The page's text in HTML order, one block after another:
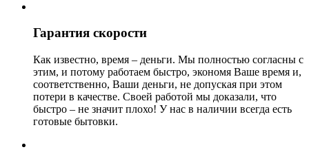
Гарантия скорости
Как известно, время – деньги. Мы полностью согласны с
этим, и потому работаем быстро, экономя Ваше время и,
соответственно, Ваши деньги, не допуская при этом
потери в качестве. Своей работой мы доказали, что
быстро – не значит плохо! У нас в наличии всегда есть
готовые бытовки.